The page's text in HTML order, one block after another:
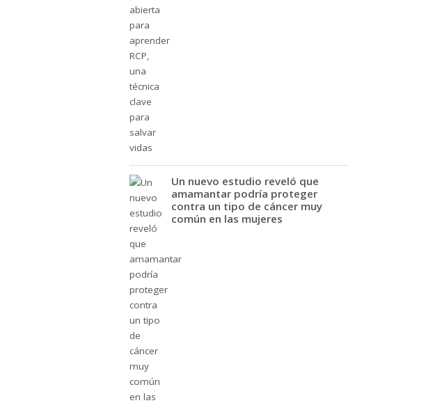
Un nuevo estudio reveló que
amamantar podría proteger
contra un tipo de cáncer muy
común en las mujeres